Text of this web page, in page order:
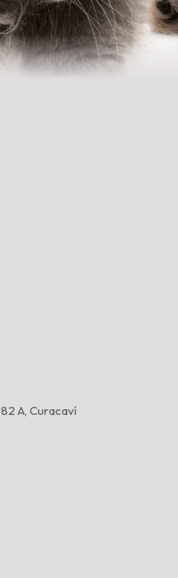
A, Curacaví